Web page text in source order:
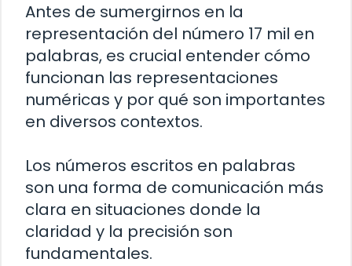
Antes de sumergirnos en la
representación del número 17 mil en
palabras, es crucial entender cómo
funcionan las representaciones
numéricas y por qué son importantes
en diversos contextos.
Los números escritos en palabras
son una forma de comunicación más
clara en situaciones donde la
claridad y la precisión son
fundamentales.